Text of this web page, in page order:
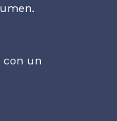
con un